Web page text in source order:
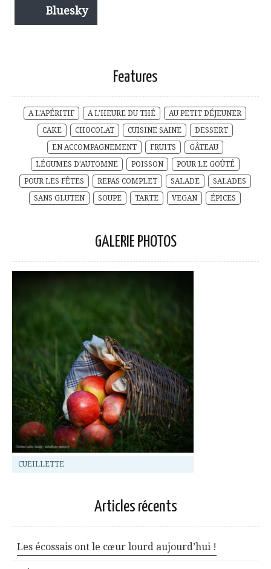
Bluesky
Features
A L'APÉRITIF A L'HEURE DU THÉ
AU PETIT DÉJEUNER
CAKE
CHOCOLAT CUISINE SAINE
DESSERT
EN ACCOMPAGNEMENT
FRUITS
GÂTEAU
LÉGUMES D'AUTOMNE
POISSON
POUR LE GOÛTÉ
POUR LES FÊTES
REPAS COMPLET SALADE
SALADES
SANS GLUTEN
SOUPE TARTE VEGAN ÉPICES
GALERIE PHOTOS
CUEILLETTE
Articles récents
Les écossais ont le cœur lourd aujourd’hui !